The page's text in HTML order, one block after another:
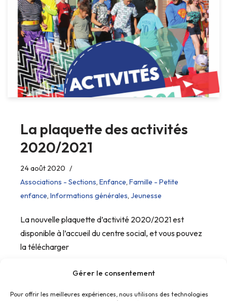
Gérer le consentement
Pour offrir les meilleures expériences, nous utilisons des technologies
La plaquette des activités
2020/2021
24 août 2020
Associations - Sections, Enfance, Famille - Petite
enfance, Informations générales, Jeunesse
La nouvelle plaquette d’activité 2020/2021 est
disponible à l’accueil du centre social, et vous pouvez
la télécharger